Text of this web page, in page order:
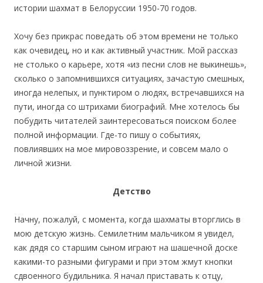
истории шахмат в Белоруссии 1950-70 годов.
Хочу без прикрас поведать об этом времени не только
как очевидец, но и как активный участник. Мой рассказ
не столько о карьере, хотя «из песни слов не выкинешь»,
сколько о запомнившихся ситуациях, зачастую смешных,
иногда нелепых, и пунктиром о людях, встречавшихся на
пути, иногда со штрихами биографий. Мне хотелось бы
побудить читателей заинтересоваться поиском более
полной информации. Где-то пишу о событиях,
повлиявших на мое мировоззрение, и совсем мало о
личной жизни.
Детство
Начну, пожалуй, с момента, когда шахматы вторглись в
мою детскую жизнь. Семилетним мальчиком я увидел,
как дядя со старшим сыном играют на шашечной доске
какими-то разными фигурами и при этом жмут кнопки
сдвоенного будильника. Я начал приставать к отцу,